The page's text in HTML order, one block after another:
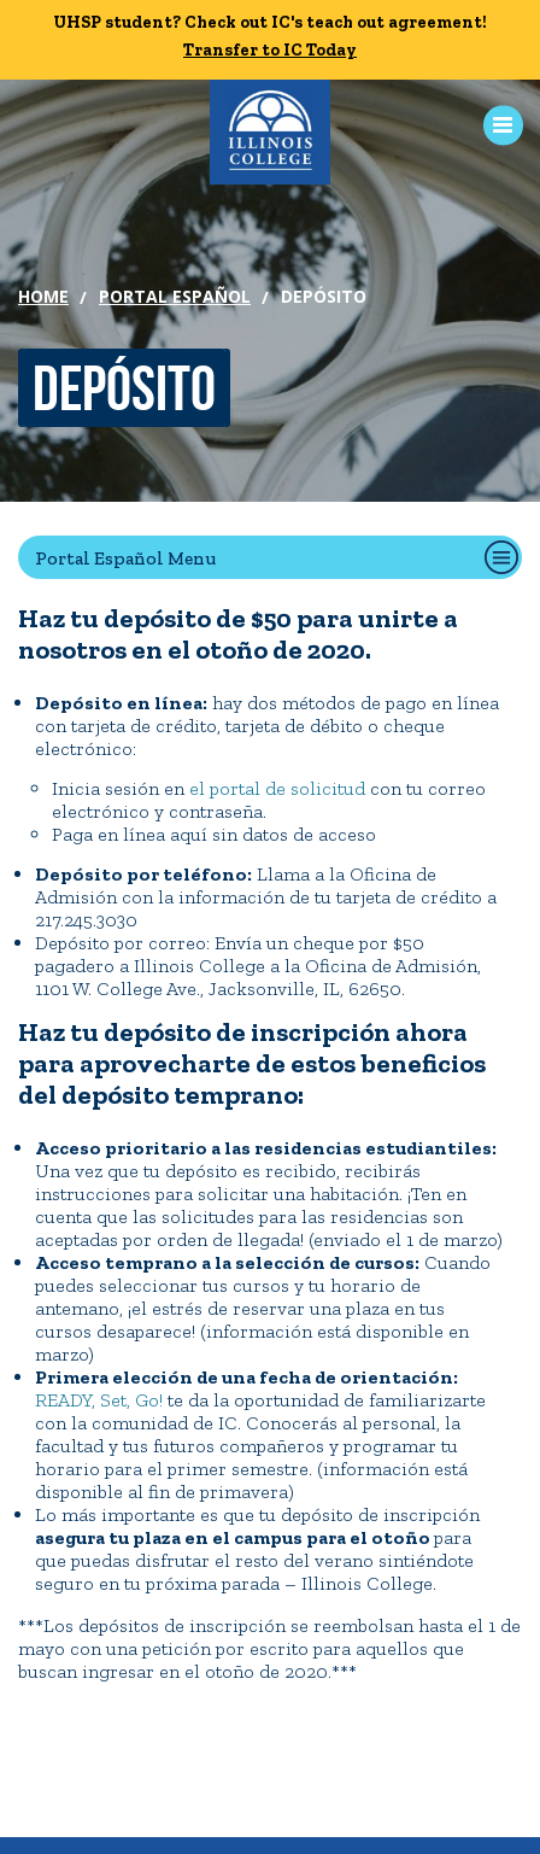
Skip to main content
UHSP student? Check out IC's teach out agreement!
Transfer to IC Today
UHSP student? Check out IC's teach out agreement!
Transfer to IC Today
ABOUT
ACADEMICS
ADMISSION
CAMPUS LIFE
Quick Tools
Campus Directory
Connect2
Employment Opportunities
HOME PORTAL ESPAÑOL DEPÓSITO
Depósito
Portal Español Menu
Haz tu depósito de $50 para unirte a
nosotros en el otoño de 2020.
Depósito en línea: hay dos métodos de pago en línea
con tarjeta de crédito, tarjeta de débito o cheque
electrónico:
Inicia sesión en el portal de solicitudcon tu correo
electrónico y contraseña.
Paga en línea aquí sin datos de acceso
Depósito por teléfono: Llama a la Oficina de
Admisión con la información de tu tarjeta de crédito a
217.245.3030
Depósito por correo: Envía un cheque por $50
pagadero a Illinois College a la Oficina de Admisión,
1101 W. College Ave., Jacksonville, IL, 62650.
Haz tu depósito de inscripción ahora
para aprovecharte de estos beneficios
del depósito temprano:
Acceso prioritario a las residencias estudiantiles:
Una vez que tu depósito es recibido, recibirás
instrucciones para solicitar una habitación. ¡Ten en
cuenta que las solicitudes para las residencias son
aceptadas por orden de llegada! (enviado el 1 de marzo)
Acceso temprano a la selección de cursos: Cuando
puedes seleccionar tus cursos y tu horario de
antemano, ¡el estrés de reservar una plaza en tus
cursos desaparece! (información está disponible en
marzo)
Primera elección de una fecha de orientación:
READY, Set, Go! te da la oportunidad de familiarizarte
con la comunidad de IC. Conocerás al personal, la
facultad y tus futuros compañeros y programar tu
horario para el primer semestre. (información está
disponible al fin de primavera)
Lo más importante es que tu depósito de inscripción
asegura tu plaza en el campus para el otoñopara
que puedas disfrutar el resto del verano sintiéndote
seguro en tu próxima parada – Illinois College.
***Los depósitos de inscripción se reembolsan hasta el 1 de
mayo con una petición por escrito para aquellos que
buscan ingresar en el otoño de 2020.***